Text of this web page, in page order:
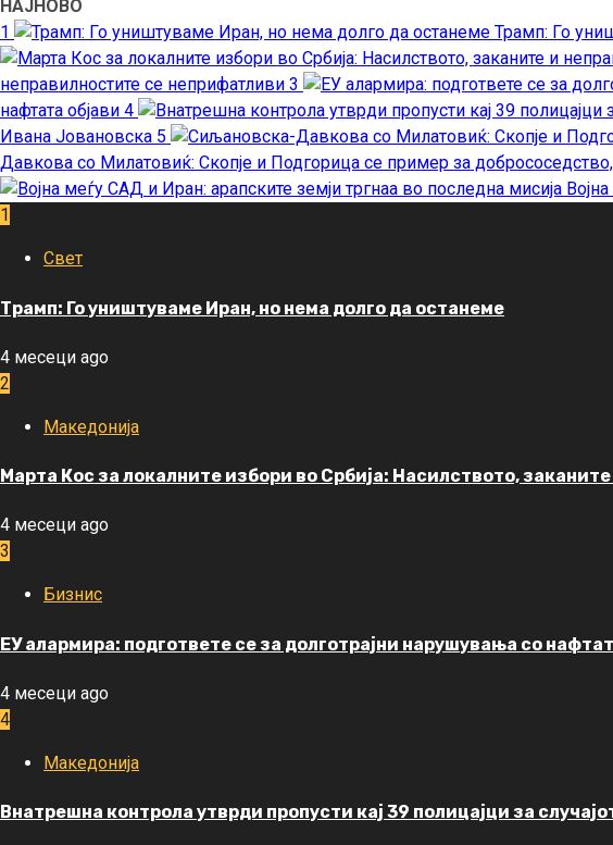
НАЈНОВО
1
Трамп: Го
неправилностите се неприфатливи 3
нафтата објави 4
Ивана Јовановска 5
Давкова со Милатовиќ: Скопје и Подгорица се пример за
1
Свет
Трамп: Го уништуваме Иран, но нема долго да останеме
4 месеци ago
2
Македонија
Марта Кос за локалните избори во Србија: Насилството,
4 месеци ago
3
Бизнис
ЕУ алармира: подгответе се за долготрајни нарушувања со
4 месеци ago
4
Македонија
Внатрешна контрола утврди пропусти кај 39 полицајци за